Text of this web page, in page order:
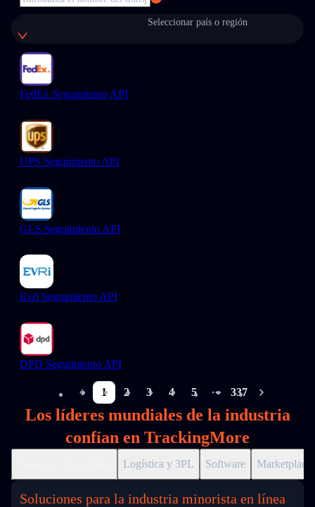
Seleccionar país o región
FedEx Seguimiento API
UPS Seguimiento API
GLS Seguimiento API
Evri Seguimiento API
DPD Seguimiento API
1 2 3 4 5
More pages
337
Los líderes mundiales de la industria
confían en TrackingMore
Logística y 3PL Software Marketplace
Soluciones para la industria minorista en línea